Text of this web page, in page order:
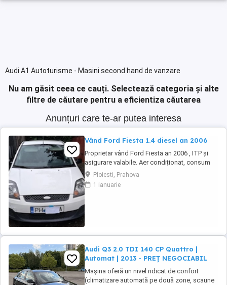
Audi A1 Autoturisme - Masini second hand de vanzare
Nu am găsit ceea ce cauți. Selectează categoria și alte
filtre de căutare pentru a eficientiza căutarea
Anunțuri care te-ar putea interesa
Vând Ford Fiesta 1.4 diesel an 2006
Proprietar vând Ford Fiesta an 2006 , ITP și
asigurare valabile. Aer condiționat, consum
mic , mașina de folosit în oraș dar nu numai.
Mașina se vinde doar cu perfectarea actelor.
Pentru cei interesați mai multe detalii la
Ploiesti, Prahova
1 ianuarie
Audi Q3 2.0 TDI 140 CP Quattro |
Automat | 2013 - PREȚ NEGOCIABIL
Mașina oferă un nivel ridicat de confort
(climatizare automată pe două zone, scaune